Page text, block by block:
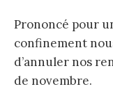
Prononcé pour
confinement
d’annuler nos
de novembre.